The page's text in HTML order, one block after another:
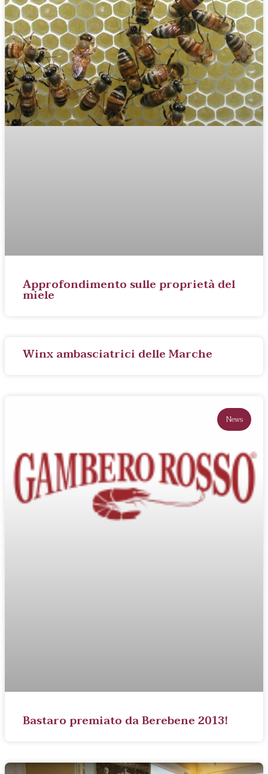
Approfondimento sulle proprietà del
miele
Winx ambasciatrici delle Marche
News
Bastaro premiato da Berebene 2013!